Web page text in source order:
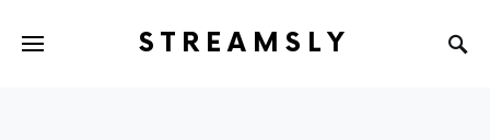
STREAMSLY